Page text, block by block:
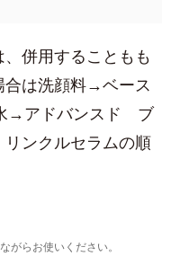
併用することもも
合は洗顔料→ベース
→アドバンスド ブ
ンクルセラムの順
らお使いください。